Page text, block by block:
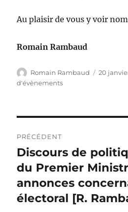
Au plaisir de vous y voir
Romain Rambaud
Auteur
Romain Rambaud
Publié
20
d'évènements
de
l’article
PRÉCÉDENT
Publication
précédente :
Discours de
du Premier
annonces
électoral [R.